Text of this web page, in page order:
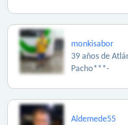
monkisabor
39 años de
Pacho***-
Aldemede55